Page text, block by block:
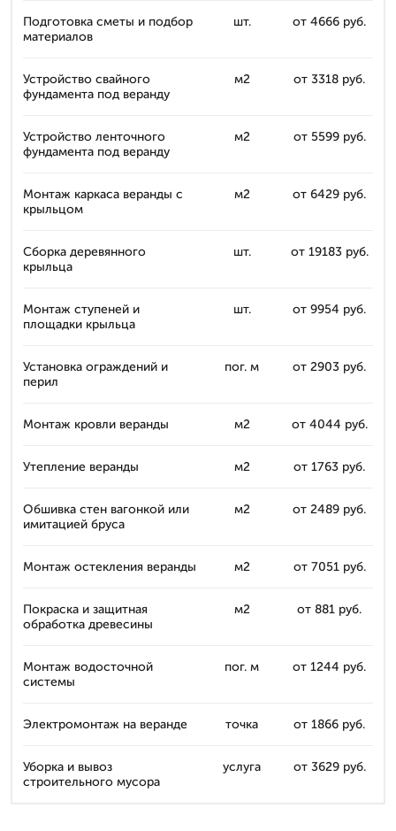
Подготовка сметы и подбор
материалов
шт. от 4666 руб.
Устройство свайного
фундамента под веранду
м2 от 3318 руб.
Устройство ленточного
фундамента под веранду
м2 от 5599 руб.
Монтаж каркаса веранды с
крыльцом
м2 от 6429 руб.
Сборка деревянного
крыльца
шт. от 19183 руб.
Монтаж ступеней и
площадки крыльца
шт. от 9954 руб.
Установка ограждений и
перил
пог. м от 2903 руб.
Монтаж кровли веранды м2 от 4044 руб.
Утепление веранды м2 от 1763 руб.
Обшивка стен вагонкой или
имитацией бруса
м2 от 2489 руб.
Монтаж остекления веранды м2 от 7051 руб.
Покраска и защитная
обработка древесины
м2 от 881 руб.
Монтаж водосточной
системы
пог. м от 1244 руб.
Электромонтаж на веранде точка от 1866 руб.
Уборка и вывоз
строительного мусора
услуга от 3629 руб.